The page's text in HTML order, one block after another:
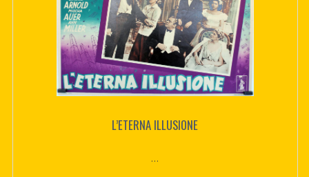
L’ETERNA ILLUSIONE
...